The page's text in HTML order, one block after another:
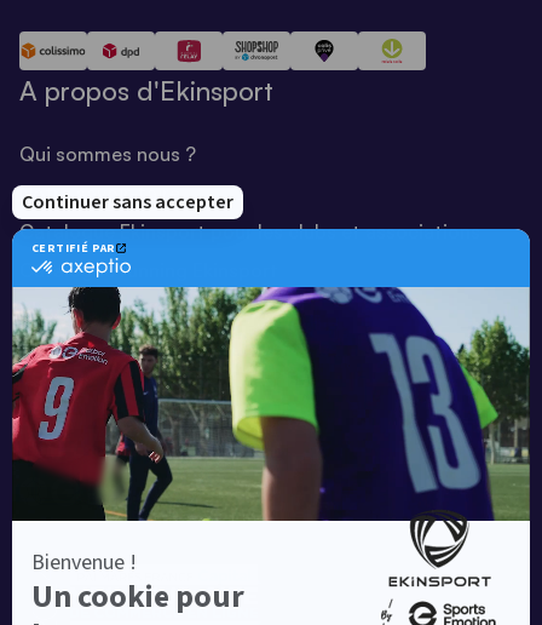
A propos d'Ekinsport
Qui sommes nous ?
Notre savoir-faire
Catalogue Ekinsport pour les clubs et associations
Catalogue running Ekinsport
Blog
Une société de :